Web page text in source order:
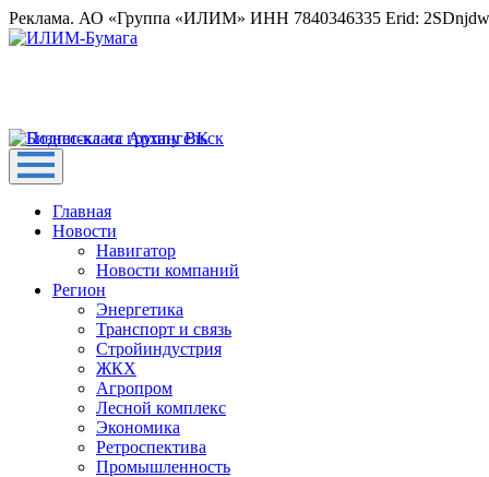
Реклама. АО «Группа «ИЛИМ» ИНН 7840346335 Erid:
Главная
Новости
Навигатор
Новости компаний
Регион
Энергетика
Транспорт и связь
Стройиндустрия
ЖКХ
Агропром
Лесной комплекс
Экономика
Ретроспектива
Промышленность